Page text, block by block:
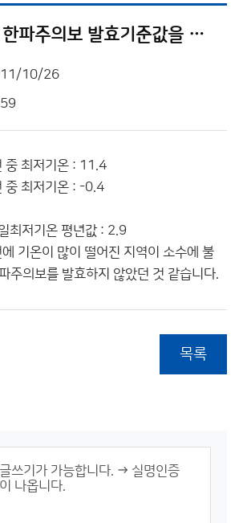
25일 철원은 한파주의보 발효기준값을 충족했습니다.
10/26
중 최저기온 : 11.4
중 최저기온 : -0.4
최저기온 평년값 : 2.9
기온이 많이 떨어진 지역이 소수에 불
주의보를 발효하지 않았던 것 같습니다.
목록